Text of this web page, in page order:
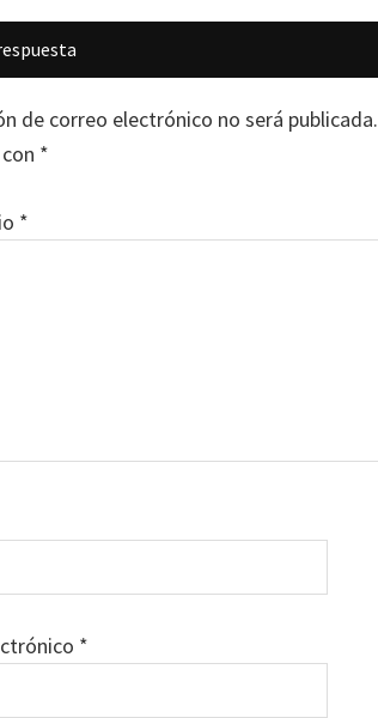
de correo electrónico no será publicada.
*
*
*